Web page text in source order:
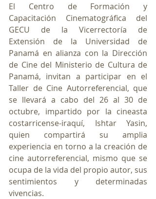
El Centro de Formación y
Capacitación Cinematográfica del
GECU de la Vicerrectoría de
Extensión de la Universidad de
Panamá en alianza con la Dirección
de Cine del Ministerio de Cultura de
Panamá, invitan a participar en el
Taller de Cine Autorreferencial, que
se llevará a cabo del 26 al 30 de
octubre, impartido por la cineasta
costarricense-iraquí, Ishtar Yasin,
quien compartirá su amplia
experiencia en torno a la creación de
cine autorreferencial, mismo que se
ocupa de la vida del propio autor, sus
sentimientos y determinadas
vivencias.